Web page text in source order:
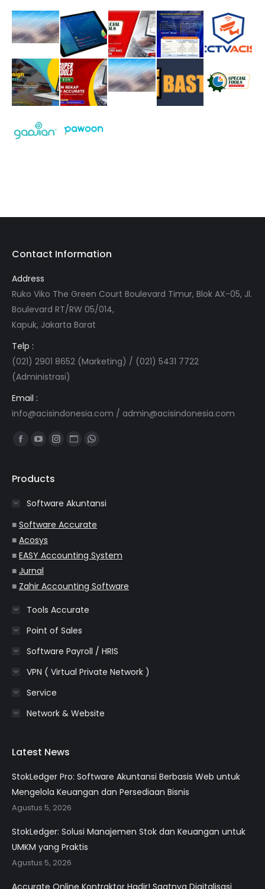
Contact Information
Address
Ruko Viko The Green Court Boulevard Timur, Blok AX-05, Jl.
Boulevard RT/RW 05/014,
Kapuk, Jakarta Barat
Telp :
(021) 2901 8652 (Marketing) / (021) 5431 7722
(Administrasi)
Email :
info@acisindonesia.com / admin@acisindonesia.com
Find us on:
Facebook
opens
new
window
YouTube
opens
new
window
Instagram
new
window
Website
new
window
Whatsapp
new
window
Products
Software Akuntansi
■ Software Accurate
■ Acosys
■ EASY Accounting System
■ Jurnal
■ Zahir Accounting Software
Tools Accurate
Point of Sales
Software Payroll / HRIS
VPN ( Virtual Private Network )
Service
Network & Website
Latest News
StokLedger Pro: Software Akuntansi Berbasis Web untuk
Mengelola Keuangan dan Persediaan Bisnis
Agustus 5, 2026
StokLedger: Solusi Manajemen Stok dan Keuangan untuk
UMKM yang Praktis
Agustus 5, 2026